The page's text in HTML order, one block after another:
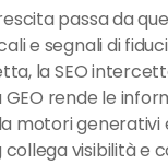
passa da
e segnali di
la SEO
rende le
motori generativi
visibilità e